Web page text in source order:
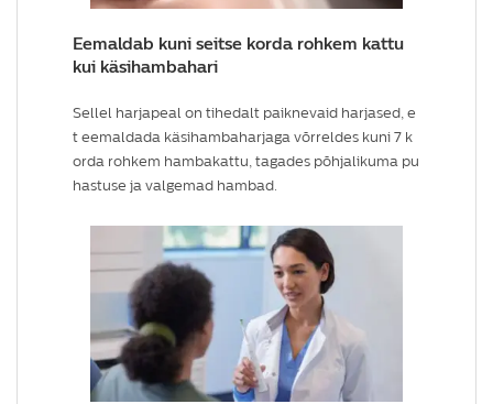
Eemaldab kuni seitse korda rohkem kattu
kui käsihambahari
Sellel harjapeal on tihedalt paiknevaid harjased, e
t eemaldada käsihambaharjaga võrreldes kuni 7 k
orda rohkem hambakattu, tagades põhjalikuma pu
hastuse ja valgemad hambad.